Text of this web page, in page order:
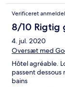
Verificeret
8/10 Rigtig
4. jul. 2020
Oversæt med
Hôtel agréable.
passent
bains